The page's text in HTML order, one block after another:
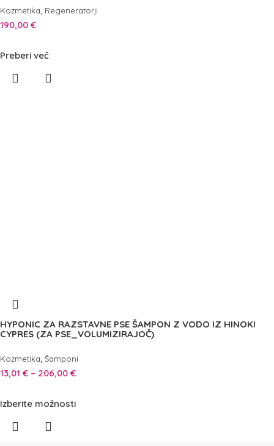
Kozmetika, Regeneratorji
190,00 €
Preberi več
HYPONIC ZA RAZSTAVNE PSE ŠAMPON Z VODO IZ HINOKI
CYPRES (ZA PSE_VOLUMIZIRAJOČ)
Kozmetika, Šamponi
13,01 € – 206,00 €
Izberite možnosti